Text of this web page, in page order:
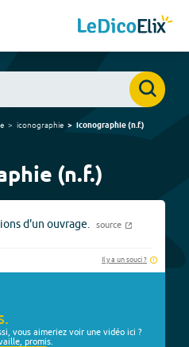
iconographie iconographie(n.f.)
(n.f.)
d'un ouvrage. source
Il y a un souci ?
vous aimeriez voir une vidéo ici ?
promis.